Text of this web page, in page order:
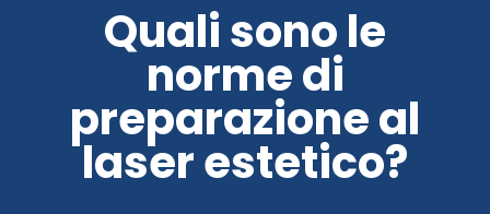
Quali sono le
norme di
preparazione al
laser estetico?